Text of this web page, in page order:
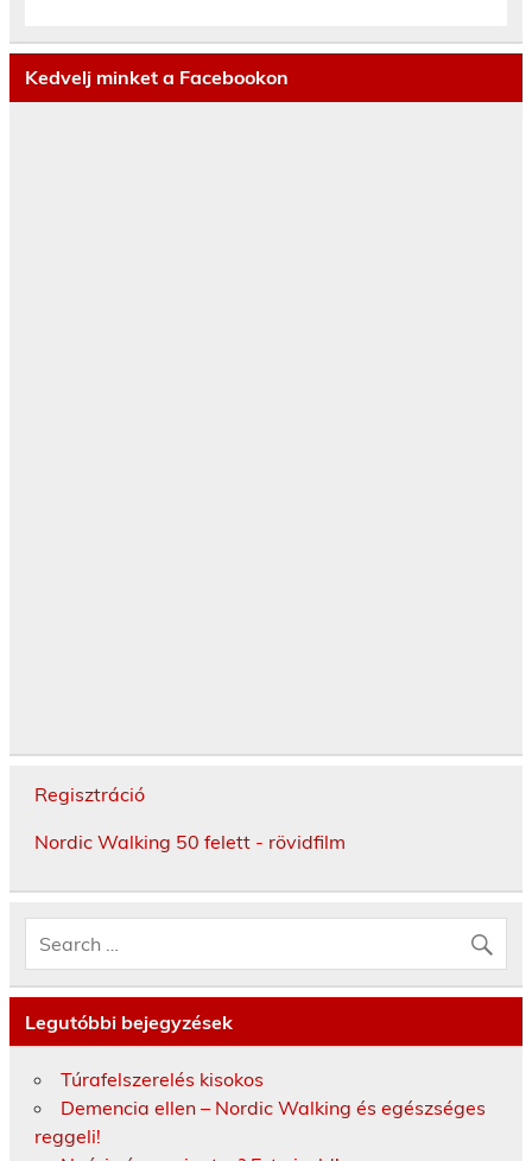
Kedvelj minket a Facebookon
Regisztráció
Nordic Walking 50 felett - rövidfilm
Legutóbbi bejegyzések
Túrafelszerelés kisokos
Demencia ellen – Nordic Walking és egészséges
reggeli!